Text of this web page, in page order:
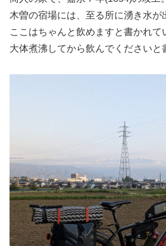
木曽の宿場には、至る所に湧き水が
ここはちゃんと飲めますと書かれて
大体煮沸してから飲んでくださいと